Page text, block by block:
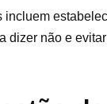
não e